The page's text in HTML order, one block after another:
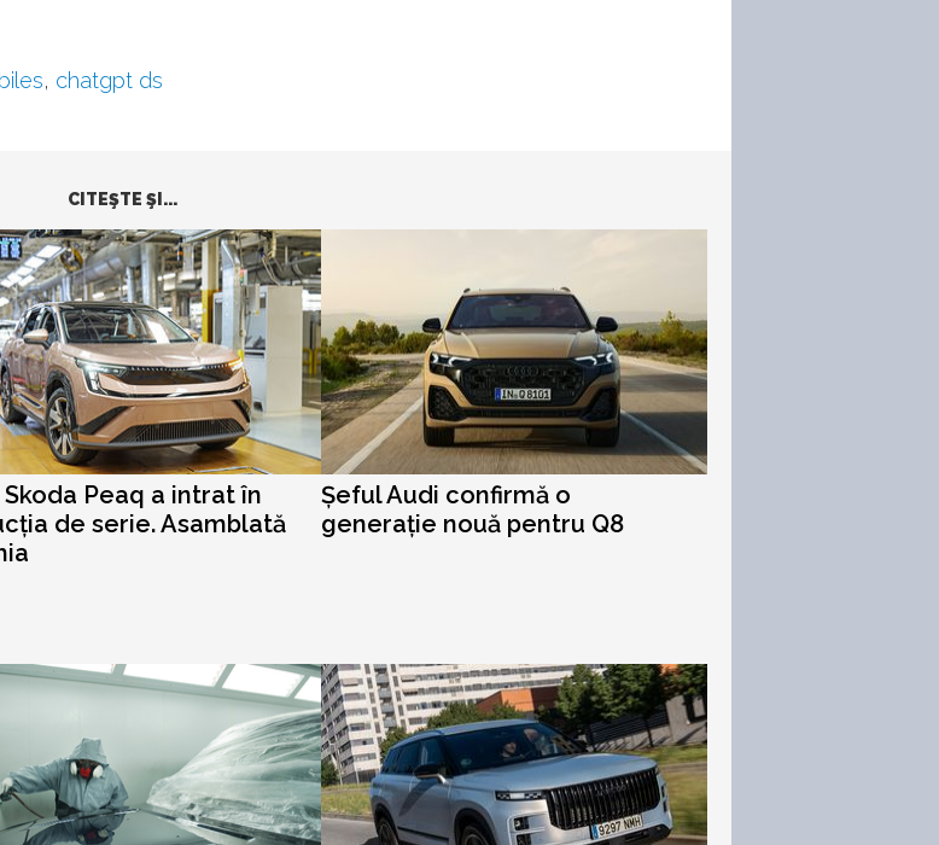
, chatgpt ds
CITEŞTE ŞI...
Peaq a intrat în
de serie. Asamblată
Șeful Audi confirmă o
generație nouă pentru Q8